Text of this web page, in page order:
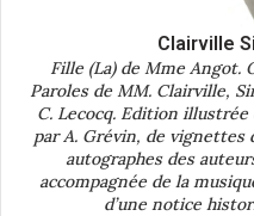
Clairville
Fille (La) de Mme Angot.
Paroles de MM. Clairville,
C. Lecocq. Edition
par A. Grévin, de vignettes
autographes des
accompagnée de la
d’une notice